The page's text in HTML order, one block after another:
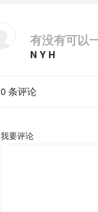
有没有可以
N Y H
0 条评论
我要评论